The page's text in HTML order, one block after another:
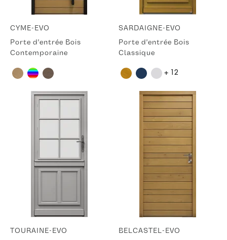
CYME-EVO
Porte d'entrée Bois
Contemporaine
SARDAIGNE-EVO
Porte d'entrée Bois
Classique
+ 12
TOURAINE-EVO
BELCASTEL-EVO